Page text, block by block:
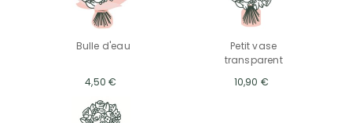
Bulle d'eau
4,50 €
Petit vase
transparent
10,90 €